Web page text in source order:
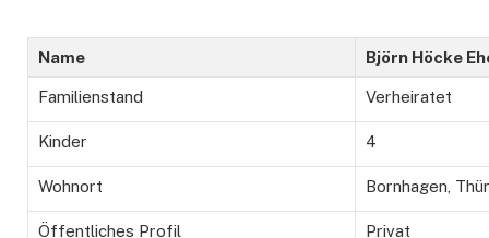
Name Björn Höcke
Familienstand Verheiratet
Kinder 4
Wohnort Bornhagen,
Öffentliches Profil Privat